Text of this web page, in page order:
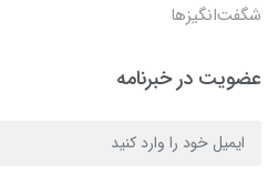
شگفت‌انگیزها
عضویت در خبرنامه